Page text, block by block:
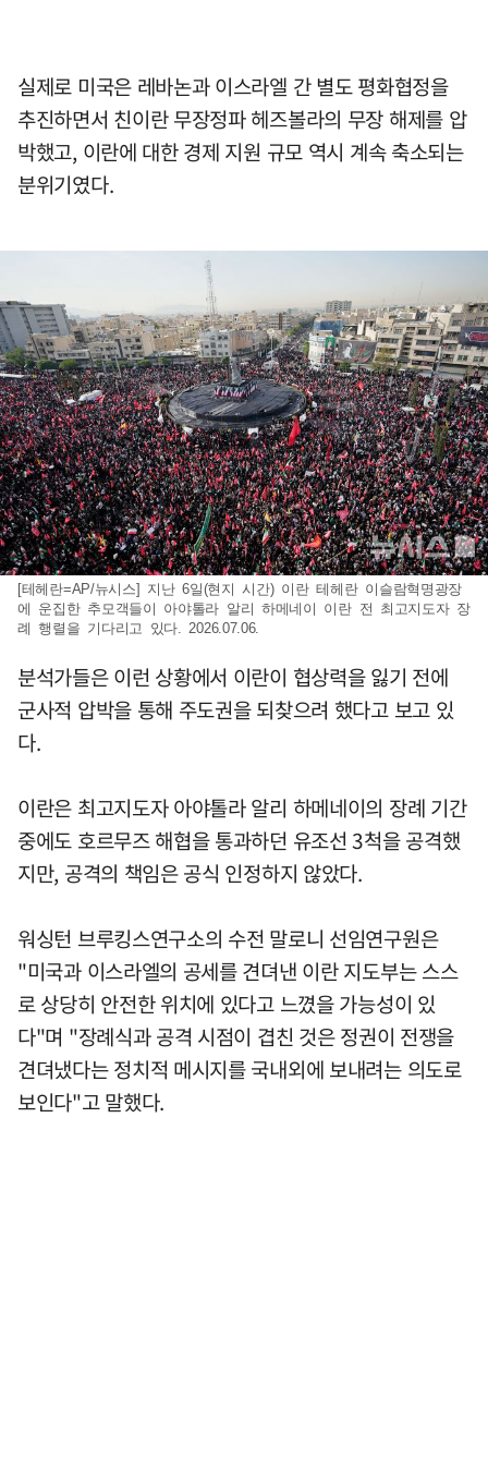
실제로 미국은 레바논과 이스라엘 간 별도 평화협정을
추진하면서 친이란 무장정파 헤즈볼라의 무장 해제를 압
박했고, 이란에 대한 경제 지원 규모 역시 계속 축소되는
분위기였다.
[테헤란=AP/뉴시스] 지난 6일(현지 시간) 이란 테헤란 이슬람혁명광장
에 운집한 추모객들이 아야톨라 알리 하메네이 이란 전 최고지도자 장
례 행렬을 기다리고 있다. 2026.07.06.
분석가들은 이런 상황에서 이란이 협상력을 잃기 전에
군사적 압박을 통해 주도권을 되찾으려 했다고 보고 있
다.
이란은 최고지도자 아야톨라 알리 하메네이의 장례 기간
중에도 호르무즈 해협을 통과하던 유조선 3척을 공격했
지만, 공격의 책임은 공식 인정하지 않았다.
워싱턴 브루킹스연구소의 수전 말로니 선임연구원은
"미국과 이스라엘의 공세를 견뎌낸 이란 지도부는 스스
로 상당히 안전한 위치에 있다고 느꼈을 가능성이 있
다"며 "장례식과 공격 시점이 겹친 것은 정권이 전쟁을
견뎌냈다는 정치적 메시지를 국내외에 보내려는 의도로
보인다"고 말했다.